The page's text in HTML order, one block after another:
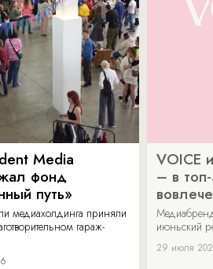
Media
фонд
путь»
медиахолдинга приняли
гараж-
VOICE
– в
июньский
29 июля